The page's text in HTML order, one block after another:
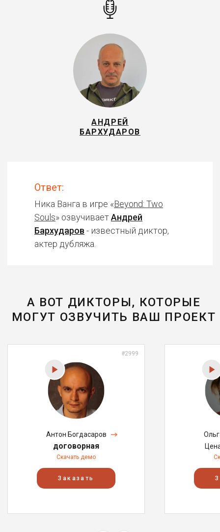
АНДРЕЙ
БАРХУДАРОВ
Ответ:
Ника Ванга в игре «Beyond: Two
Souls» озвучиваетАндрей
Бархударов - известный диктор,
актер дубляжа.
А ВОТ ДИКТОРЫ, КОТОРЫЕ
МОГУТ ОЗВУЧИТЬ ВАШ ПРОЕКТ
#2999
Антон Богдасаров
договорная
Скачать демо
Заказать